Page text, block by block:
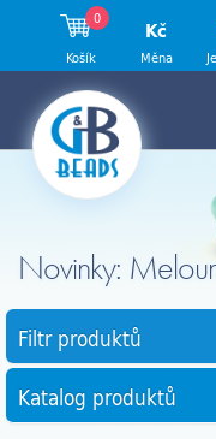
Novinky:
Filtr produktů
Katalog produktů
0
Košík
Kč
Měna